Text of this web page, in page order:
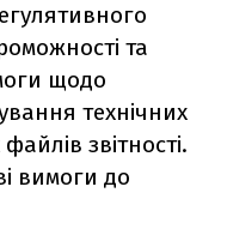
та
щодо
технічних
звітності.
вимоги до